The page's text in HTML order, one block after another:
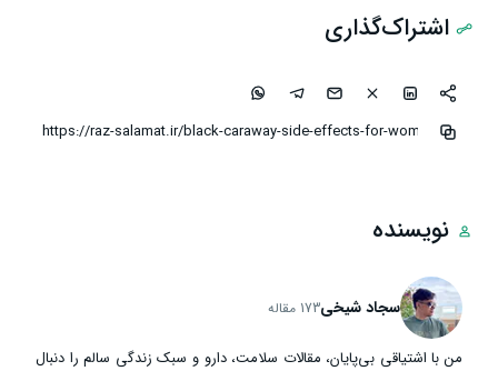
اشتراک‌گذاری
نویسنده
سجاد شیخی173 مقاله
من با اشتیاقی بی‌پایان، مقالات سلامت، دارو و سبک زندگی سالم را دنبال